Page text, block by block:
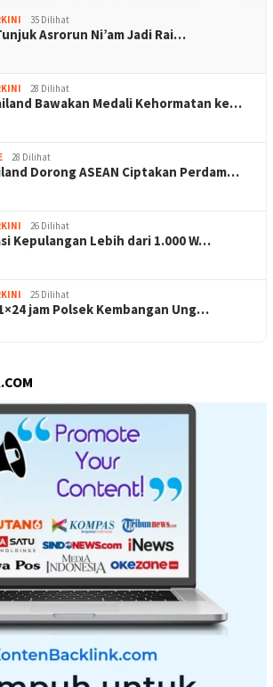
35 Dilihat
Asrorun Ni’am Jadi Rai…
28 Dilihat
Bawakan Medali Kehormatan ke…
28 Dilihat
Dorong ASEAN Ciptakan Perdam…
26 Dilihat
Kepulangan Lebih dari 1.000 W…
25 Dilihat
jam Polsek Kembangan Ung…